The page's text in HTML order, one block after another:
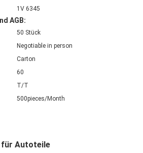
1V 6345
AGB:
50 Stück
Negotiable in person
Carton
60
T/T
500pieces/Month
für Autoteile